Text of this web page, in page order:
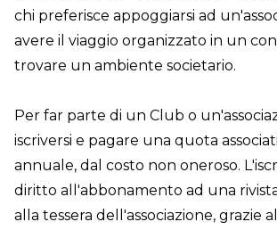
chi preferisce appoggiarsi ad
avere il viaggio organizzato in un
trovare un ambiente societario.
Per far parte di un Club o
iscriversi e pagare una quota
annuale, dal costo non oneroso.
diritto all'abbonamento ad una
alla tessera dell'associazione, grazie